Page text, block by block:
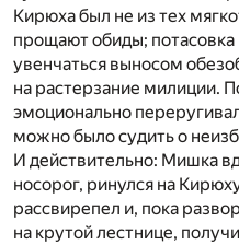
Кирюха был не из тех
прощают обиды;
увенчаться выносом
на растерзание милиции.
эмоционально
можно было судить о
И действительно: Мишка
носорог, ринулся на
рассвирепел и, пока
на крутой лестнице,